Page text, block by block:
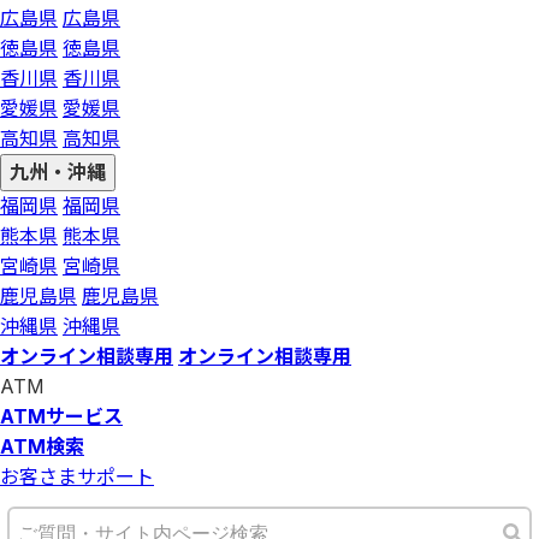
広島県 広島県
徳島県 徳島県
香川県 香川県
愛媛県 愛媛県
高知県 高知県
九州・沖縄
福岡県 福岡県
熊本県 熊本県
宮崎県 宮崎県
鹿児島県 鹿児島県
沖縄県 沖縄県
オンライン相談専用 オンライン相談専用
ATM
ATMサービス
ATM検索
お客さまサポート